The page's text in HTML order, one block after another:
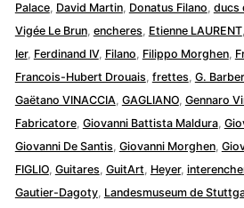
Palace, David Martin, Donatus Filano, ducs
Vigée Le Brun, encheres, Etienne LAURENT,
Ier, Ferdinand IV, Filano, Filippo Morghen,
Francois-Hubert Drouais, frettes, G.
Gaëtano VINACCIA, GAGLIANO, Gennaro
Fabricatore, Giovanni Battista Maldura,
Giovanni De Santis, Giovanni Morghen,
FIGLIO, Guitares, GuitArt, Heyer,
Gautier-Dagoty, Landesmuseum de